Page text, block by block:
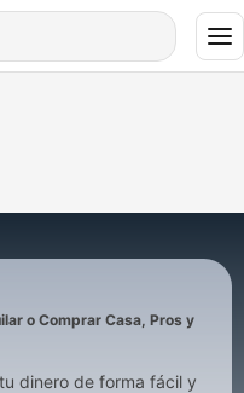
o Comprar Casa, Pros y
dinero de forma fácil y